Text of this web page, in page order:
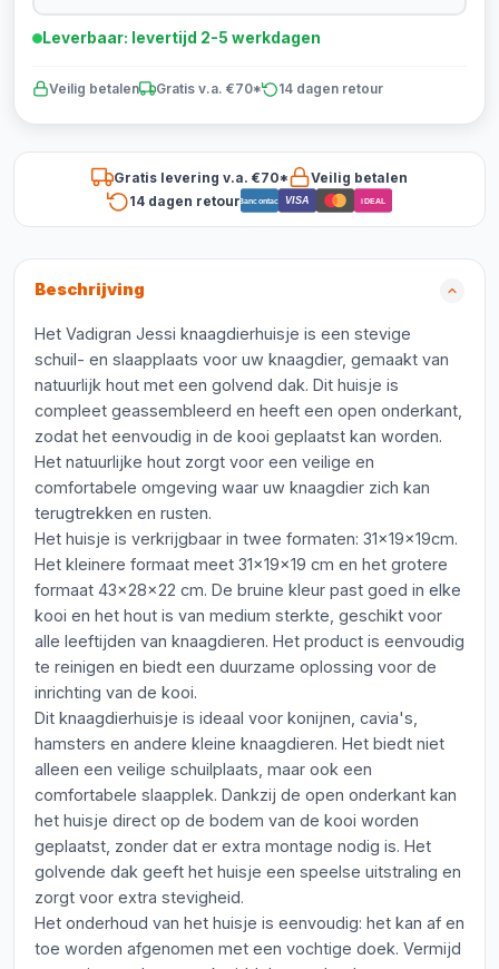
Leverbaar: levertijd 2-5 werkdagen
Veilig betalen Gratis v.a. €70* 14 dagen retour
Gratis levering v.a. €70*
Veilig betalen
14 dagen retourBancontact VISA iDEAL
Beschrijving
Het Vadigran Jessi knaagdierhuisje is een stevige
schuil- en slaapplaats voor uw knaagdier, gemaakt van
natuurlijk hout met een golvend dak. Dit huisje is
compleet geassembleerd en heeft een open onderkant,
zodat het eenvoudig in de kooi geplaatst kan worden.
Het natuurlijke hout zorgt voor een veilige en
comfortabele omgeving waar uw knaagdier zich kan
terugtrekken en rusten.
Het huisje is verkrijgbaar in twee formaten: 31x19x19cm.
Het kleinere formaat meet 31x19x19 cm en het grotere
formaat 43x28x22 cm. De bruine kleur past goed in elke
kooi en het hout is van medium sterkte, geschikt voor
alle leeftijden van knaagdieren. Het product is eenvoudig
te reinigen en biedt een duurzame oplossing voor de
inrichting van de kooi.
Dit knaagdierhuisje is ideaal voor konijnen, cavia's,
hamsters en andere kleine knaagdieren. Het biedt niet
alleen een veilige schuilplaats, maar ook een
comfortabele slaapplek. Dankzij de open onderkant kan
het huisje direct op de bodem van de kooi worden
geplaatst, zonder dat er extra montage nodig is. Het
golvende dak geeft het huisje een speelse uitstraling en
zorgt voor extra stevigheid.
Het onderhoud van het huisje is eenvoudig: het kan af en
toe worden afgenomen met een vochtige doek. Vermijd